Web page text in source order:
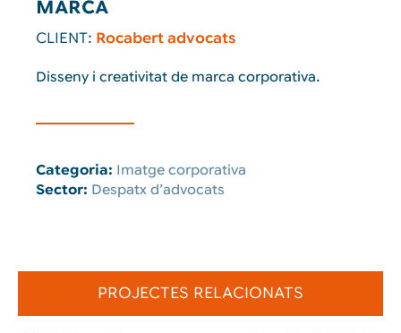
MARCA
CLIENT: Rocabert advocats
Disseny i creativitat de marca corporativa.
Categoria: Imatge corporativa
Sector: Despatx d’advocats
PROJECTES RELACIONATS